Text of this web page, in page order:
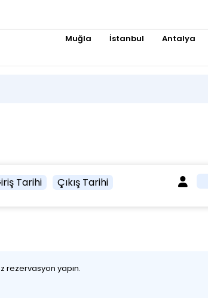
Muğla İstanbul Antalya
Tarihi Çıkış Tarihi
rezervasyon yapın.